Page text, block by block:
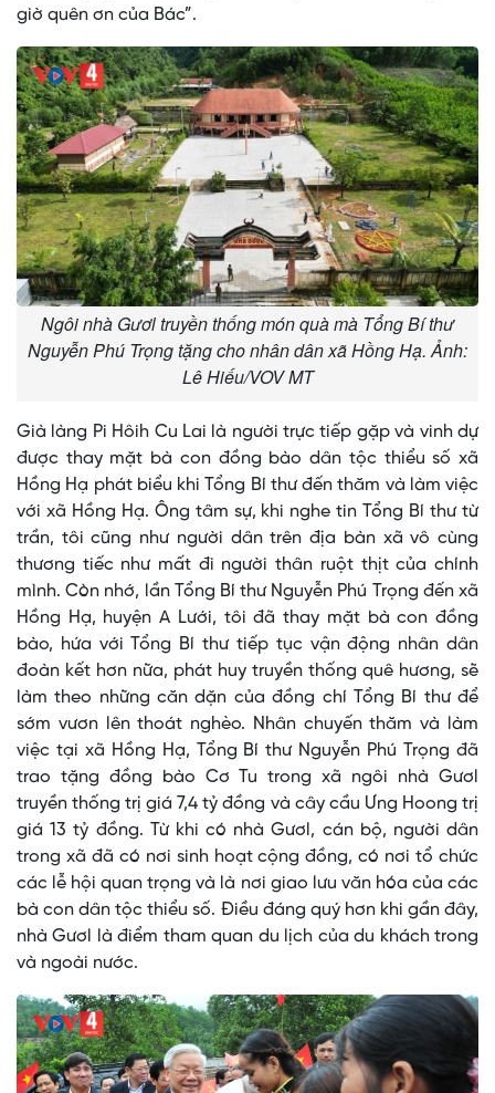
giờ quên ơn của Bác”.
Ngôi nhà Gươl truyền thống món quà mà Tổng Bí thư
Nguyễn Phú Trọng tặng cho nhân dân xã Hồng Hạ. Ảnh:
Lê Hiếu/VOV MT
Già làng Pi Hôih Cu Lai là người trực tiếp gặp và vinh dự
được thay mặt bà con đồng bào dân tộc thiểu số xã
Hồng Hạ phát biểu khi Tổng Bí thư đến thăm và làm việc
với xã Hồng Hạ. Ông tâm sự, khi nghe tin Tổng Bí thư từ
trần, tôi cũng như người dân trên địa bàn xã vô cùng
thương tiếc như mất đi người thân ruột thịt của chính
mình. Còn nhớ, lần Tổng Bí thư Nguyễn Phú Trọng đến xã
Hồng Hạ, huyện A Lưới, tôi đã thay mặt bà con đồng
bào, hứa với Tổng Bí thư tiếp tục vận động nhân dân
đoàn kết hơn nữa, phát huy truyền thống quê hương, sẽ
làm theo những căn dặn của đồng chí Tổng Bí thư để
sớm vươn lên thoát nghèo. Nhân chuyến thăm và làm
việc tại xã Hồng Hạ, Tổng Bí thư Nguyễn Phú Trọng đã
trao tặng đồng bào Cơ Tu trong xã ngôi nhà Gươl
truyền thống trị giá 7,4 tỷ đồng và cây cầu Ưng Hoong trị
giá 13 tỷ đồng. Từ khi có nhà Gươl, cán bộ, người dân
trong xã đã có nơi sinh hoạt cộng đồng, có nơi tổ chức
các lễ hội quan trọng và là nơi giao lưu văn hóa của các
bà con dân tộc thiểu số. Điều đáng quý hơn khi gần đây,
nhà Gươl là điểm tham quan du lịch của du khách trong
và ngoài nước.